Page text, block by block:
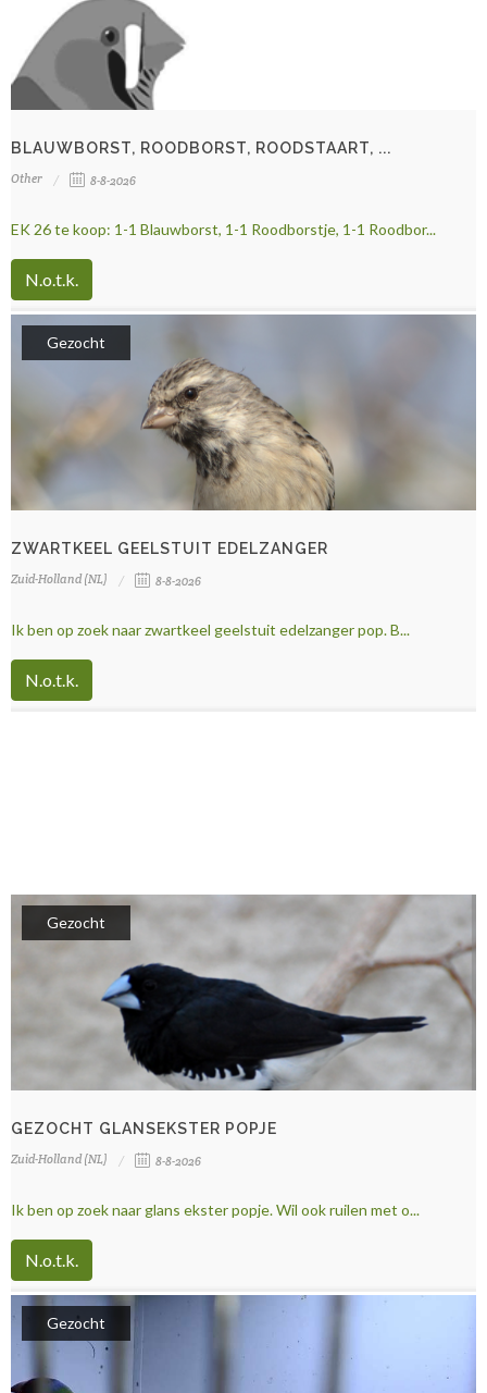
BLAUWBORST, ROODBORST, ROODSTAART, ...
Other 8-8-2026
EK 26 te koop: 1-1 Blauwborst, 1-1 Roodborstje, 1-1 Roodbor...
N.o.t.k.
Gezocht
ZWARTKEEL GEELSTUIT EDELZANGER
Zuid-Holland (NL) 8-8-2026
Ik ben op zoek naar zwartkeel geelstuit edelzanger pop. B...
N.o.t.k.
Gezocht
GEZOCHT GLANSEKSTER POPJE
Zuid-Holland (NL) 8-8-2026
Ik ben op zoek naar glans ekster popje. Wil ook ruilen met o...
N.o.t.k.
Gezocht